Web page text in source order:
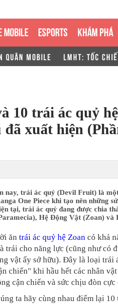
MOBILE ESPORTS KHÁM PHÁ
QUÂN MOBILE LMHT: TỐC
10 trái ác quỷ
xuất hiện
nay, trái ác quỷ (Devil Fruit) là
One Piece khi tạo nên những
tại, trái ác quỷ đang được chia
Hệ Động Vật (Zoan) và
ăn trái ác quỷ hệ Zoan có khả
trái cho năng lực (cũng như có
vật ấy sở hữu). Đây là loại trái
chiến" khi hầu hết các nhân
cận chiến và sức chịu đòn cực
ta hãy cùng nhau điểm lại 10